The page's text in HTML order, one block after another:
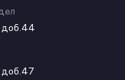
доб.44
доб.47